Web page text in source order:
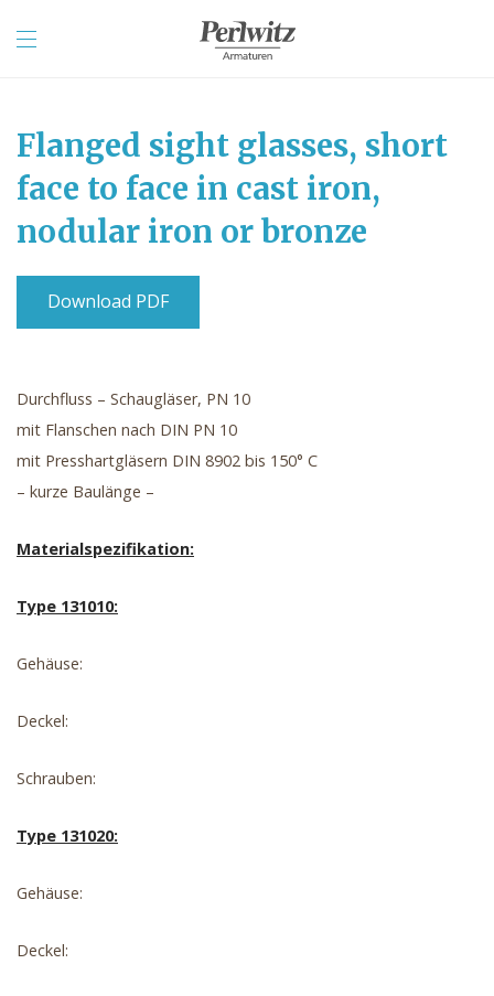
Flanged sight glasses, short
face to face in cast iron,
nodular iron or bronze
Download PDF
Durchfluss – Schaugläser, PN 10
mit Flanschen nach DIN PN 10
mit Presshartgläsern DIN 8902 bis 150° C
– kurze Baulänge –
Materialspezifikation:
Type 131010:
Gehäuse:
Deckel:
Schrauben:
Type 131020:
Gehäuse:
Deckel: